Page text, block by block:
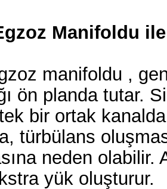
Manifoldu
manifoldu ,
ön planda tutar.
bir ortak
türbülans
neden olabilir.
yük oluşturur.